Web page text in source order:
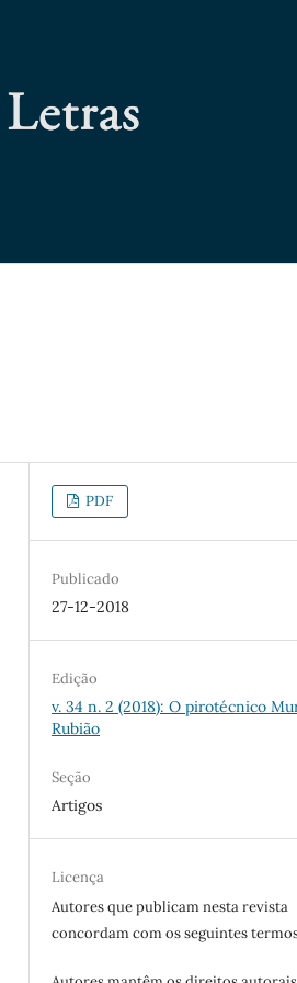
PDF
Publicado
27-12-2018
Edição
v. 34 n. 2 (2018): O pirotécnico
Rubião
Seção
Artigos
Licença
Autores que publicam nesta revista
concordam com os seguintes